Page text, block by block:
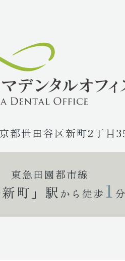
都世田谷区新町2丁目
東急田園都市線
新町」駅 から徒歩 1 分